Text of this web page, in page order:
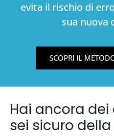
evita il rischio di
sua nuova
SCOPRI IL
Hai ancora
sei sicuro